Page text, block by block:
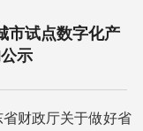
市试点数字化产
示
财政厅关于做好省